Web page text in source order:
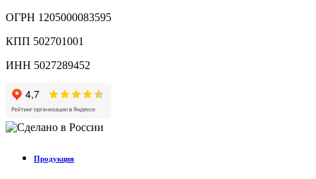
ОГРН 1205000083595
КПП 502701001
ИНН 5027289452
Продукция